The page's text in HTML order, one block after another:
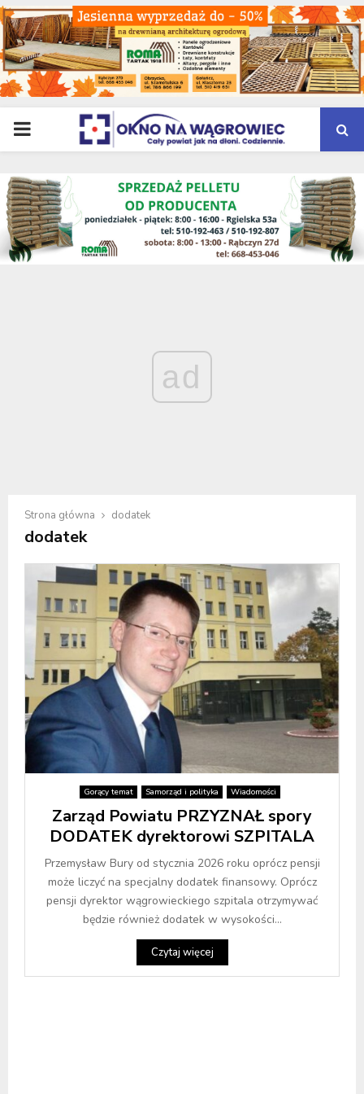
PRIMARY
MENU
ad
Strona główna dodatek
dodatek
Gorący temat Samorząd i polityka Wiadomości
Zarząd Powiatu PRZYZNAŁ spory
DODATEK dyrektorowi SZPITALA
Przemysław Bury od stycznia 2026 roku oprócz pensji
może liczyć na specjalny dodatek finansowy. Oprócz
pensji dyrektor wągrowieckiego szpitala otrzymywać
będzie również dodatek w wysokości...
Czytaj więcej